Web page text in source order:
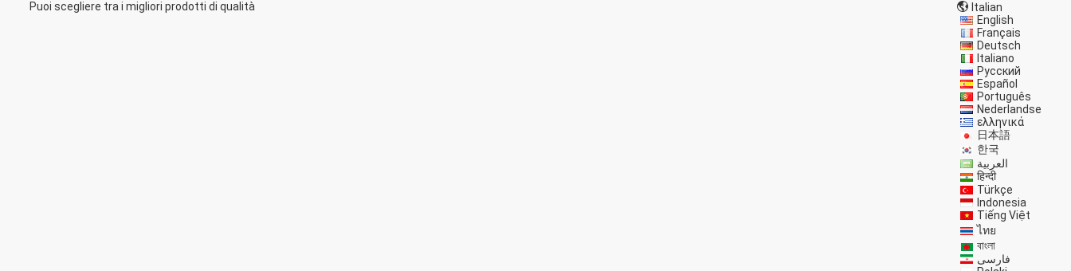
Puoi scegliere tra i migliori prodotti di qualità
Italian
English
Français
Deutsch
Italiano
Русский
Español
Português
Nederlandse
ελληνικά
日本語
한국
العربية
हिन्दी
Türkçe
Indonesia
Tiếng Việt
ไทย
বাংলা
فارسی